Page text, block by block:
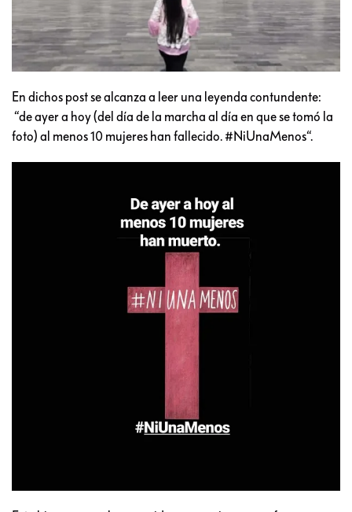
En dichos post se alcanza a leer una leyenda contundente:
“de ayer a hoy (del día de la marcha al día en que se tomó la
foto) al menos 10 mujeres han fallecido. #NiUnaMenos“.